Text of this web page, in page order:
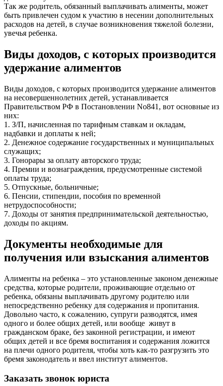
Так же родитель, обязанный выплачивать алименты, может
быть привлечен судом к участию в несении дополнительных
расходов на детей, в случае возникновения тяжелой болезни,
увечья ребенка.
Виды доходов, с которых производится
удержание алиментов
Виды доходов, с которых производится удержание алиментов
на несовершеннолетних детей, устанавливается
Правительством РФ в Постановлении No841, вот основные из
них:
1. З/П, начисленная по тарифным ставкам и окладам,
надбавки и доплаты к ней;
2. Денежное содержание государственных и муниципальных
служащих;
3. Гонорары за оплату авторского труда;
4. Премии и вознаграждения, предусмотренные системой
оплаты труда;
5. Отпускные, больничные;
6. Пенсии, стипендии, пособия по временной
нетрудоспособности;
7. Доходы от занятия предпринимательской деятельностью,
доходы по акциям.
Документы необходимые для
получения или взыскания алиментов
Алименты на ребенка – это установленные законом денежные
средства, которые родители, проживающие отдельно от
ребенка, обязаны выплачивать другому родителю или
непосредственно ребенку для содержания и пропитания.
Довольно часто, к сожалению, супруги разводятся, имея
одного и более общих детей, или вообще живут в
гражданском браке, без законной регистрации, и имеют
общих детей и все бремя воспитания и содержания ложится
на плечи одного родителя, чтобы хоть как-то разгрузить это
бремя законодатель и ввел институт алиментов.
Заказать звонок юриста